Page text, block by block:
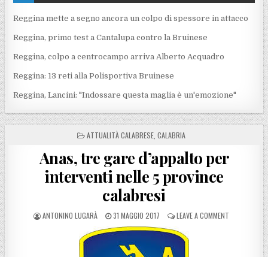
Reggina mette a segno ancora un colpo di spessore in attacco
Reggina, primo test a Cantalupa contro la Bruinese
Reggina, colpo a centrocampo arriva Alberto Acquadro
Reggina: 13 reti alla Polisportiva Bruinese
Reggina, Lancini: "Indossare questa maglia è un'emozione"
POSTED IN
ATTUALITÀ CALABRESE, CALABRIA
Anas, tre gare d’appalto per
interventi nelle 5 province
calabresi
POSTED BY
ANTONINO LUGARÀ POSTED ON
31 MAGGIO 2017 LEAVE A COMMENTON ANAS,